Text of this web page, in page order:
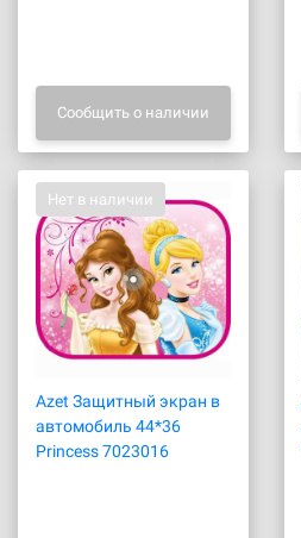
Сообщить о наличии
Нет в наличии
Azet Защитный экран в
автомобиль 44*36
Princess 7023016